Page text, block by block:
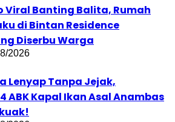
Viral Banting Balita, Rumah
di Bintan Residence
Diserbu Warga
2026
Lenyap Tanpa Jejak,
ABK Kapal Ikan Asal Anambas